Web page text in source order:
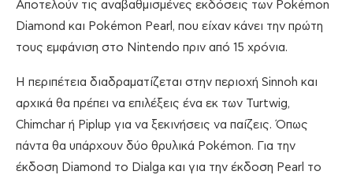
Αποτελούν τις αναβαθμισμένες εκδόσεις των Pokémon
Diamond και Pokémon Pearl, που είχαν κάνει την πρώτη
τους εμφάνιση στο Nintendo πριν από 15 χρόνια.
Η περιπέτεια διαδραματίζεται στην περιοχή Sinnoh και
αρχικά θα πρέπει να επιλέξεις ένα εκ των Turtwig,
Chimchar ή Piplup για να ξεκινήσεις να παίζεις. Όπως
πάντα θα υπάρχουν δύο θρυλικά Pokémon. Για την
έκδοση Diamond το Dialga και για την έκδοση Pearl το